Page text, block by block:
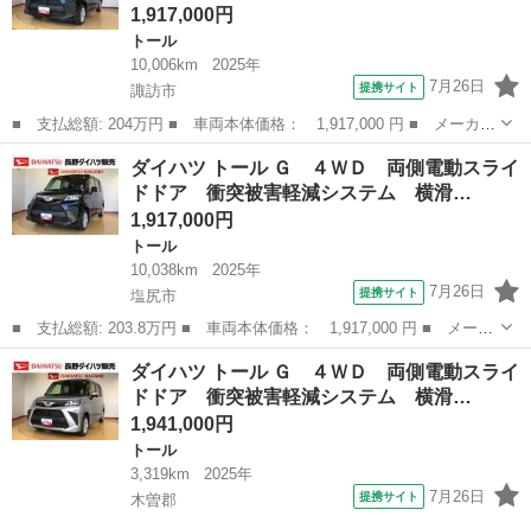
1,917,000円
トール
10,006km
2025年
諏訪市
提携サイト 7月26日
■ 支払総額: 204万円 ■ 車両本体価格： 1,917,000 円 ■ メーカー
名： ダイハツ ■ 車種名： トール ■ グレード名： Ｇ ４Ｗ
Ｄ 両側電動スライドドア 衝突被害軽減システム 横滑り防止機
能 オートライ...
長野 諏訪市 トール
ダイハツ トール Ｇ ４ＷＤ 両側電動スライ
ドドア 衝突被害軽減システム 横滑…
1,917,000円
トール
10,038km
2025年
塩尻市
提携サイト 7月26日
■ 支払総額: 203.8万円 ■ 車両本体価格： 1,917,000 円 ■ メーカ
ー名： ダイハツ ■ 車種名： トール ■ グレード名： Ｇ ４Ｗ
Ｄ 両側電動スライドドア 衝突被害軽減システム 横滑り防止機
能 オート...
長野 塩尻市 トール
ダイハツ トール Ｇ ４ＷＤ 両側電動スライ
ドドア 衝突被害軽減システム 横滑…
1,941,000円
トール
3,319km
2025年
木曽郡
提携サイト 7月26日